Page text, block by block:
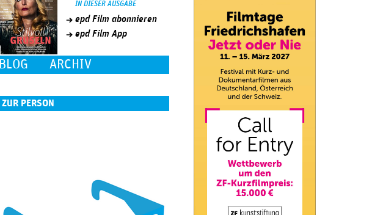
IN DIESER AUSGABE
epd Film abonnieren
epd Film App
BLOG ARCHIV
ZUR PERSON